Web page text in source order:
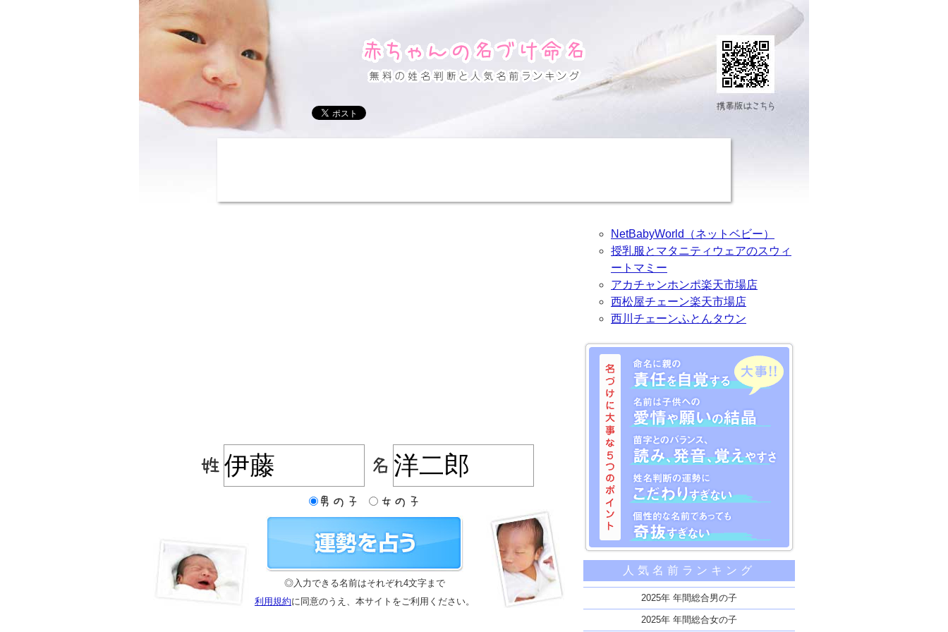
◎入力できる名前はそれぞれ4文字まで
利用規約に同意のうえ、本サイトをご利用ください。
NetBabyWorld（ネットベビー）
授乳服とマタニティウェアのスウィ
ートマミー
アカチャンホンポ楽天市場店
西松屋チェーン楽天市場店
西川チェーンふとんタウン
名づけに大事な5つのポイント
命名に親の責任を自覚する
名前は子供への愛情や願いの結晶
苗字とのバランス、読み、発音、覚えやすさ
姓名判断の運勢にこだわりすぎない
人気名前ランキング
2025年 年間総合男の子
2025年 年間総合女の子